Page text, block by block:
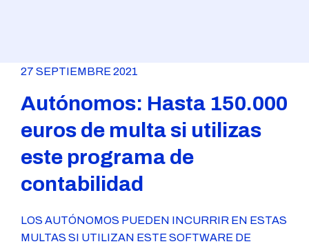
27 SEPTIEMBRE 2021
Autónomos: Hasta 150.000
euros de multa si utilizas
este programa de
contabilidad
LOS AUTÓNOMOS PUEDEN INCURRIR EN ESTAS
MULTAS SI UTILIZAN ESTE SOFTWARE DE